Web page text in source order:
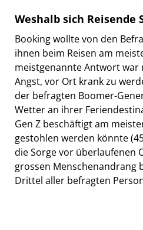
Weshalb sich Reisende
Booking wollte von den
ihnen beim Reisen am
meistgenannte Antwort war
Angst, vor Ort krank zu
der befragten Boomer-
Wetter an ihrer
Gen Z beschäftigt am
gestohlen werden könnte
die Sorge vor überlaufenen
grossen Menschenandrang
Drittel aller befragten